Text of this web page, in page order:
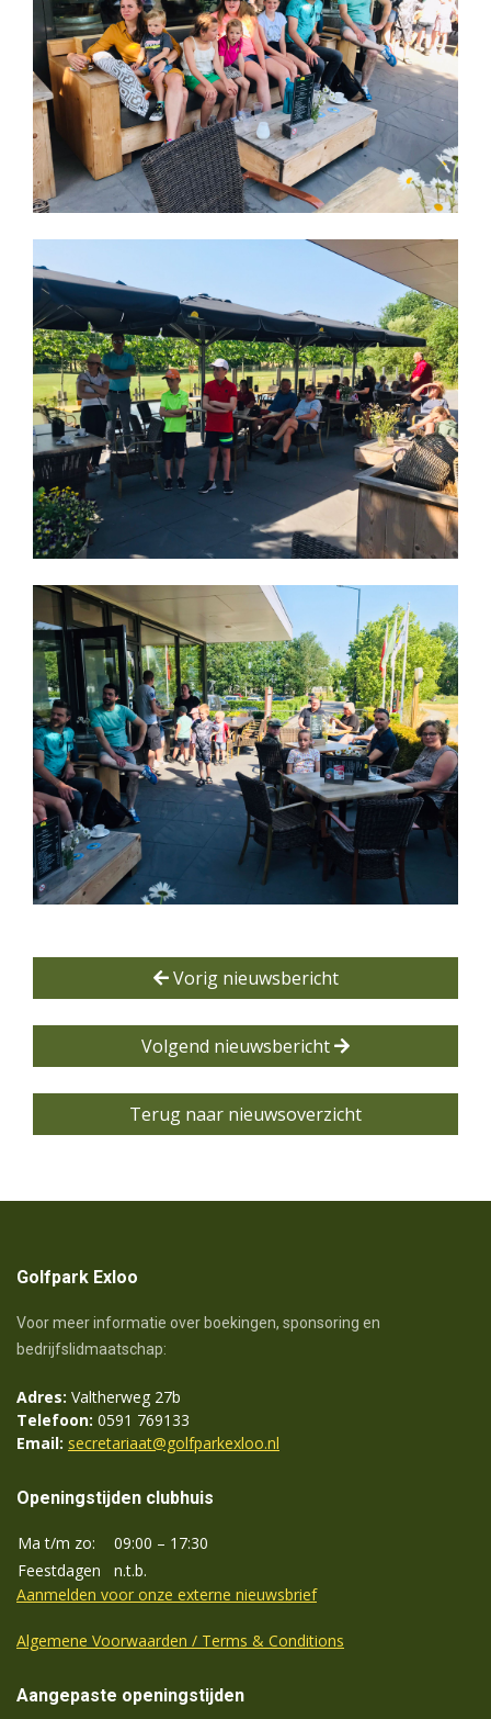
Vorig nieuwsbericht
Volgend nieuwsbericht
Terug naar nieuwsoverzicht
Golfpark Exloo
Voor meer informatie over boekingen, sponsoring en
bedrijfslidmaatschap:
Adres: Valtherweg 27b
Telefoon: 0591 769133
Email: secretariaat@golfparkexloo.nl
Openingstijden clubhuis
Ma t/m zo:
09:00 – 17:30
Feestdagen
n.t.b.
Aanmelden voor onze externe nieuwsbrief
Algemene Voorwaarden / Terms & Conditions
Aangepaste openingstijden